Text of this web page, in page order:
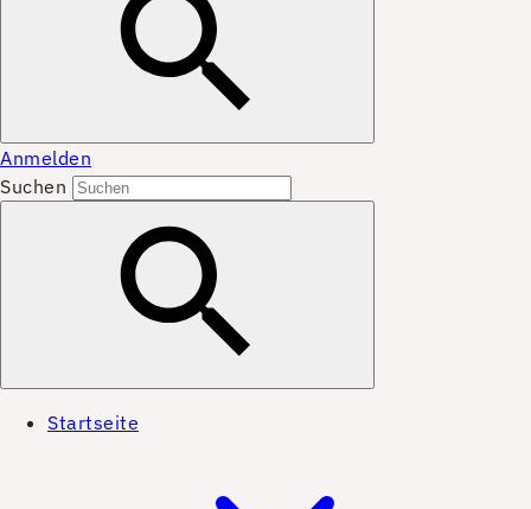
Anmelden
Suchen
Startseite